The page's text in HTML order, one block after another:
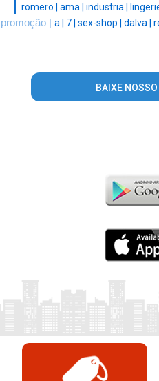
romero | ama | industria |
promoção | a | 7 | sex-shop | dalva |
BAIXE